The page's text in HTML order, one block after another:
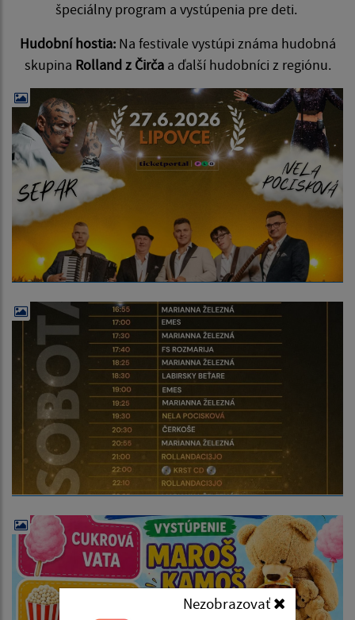
Nezobrazovať
špeciálny program a vystúpenia pre deti.
Hudobní hostia:Na festivale vystúpi známa hudobná
skupina Rolland z Čirčaa ďalší hudobníci z regiónu.